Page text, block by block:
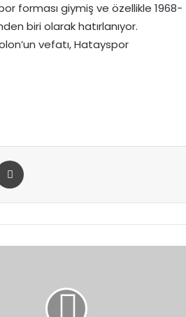
forması giymiş ve özellikle 1968-
biri olarak hatırlanıyor.
vefatı, Hatayspor
ile paylaş